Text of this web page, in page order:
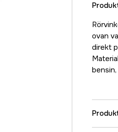
ovan
direkt